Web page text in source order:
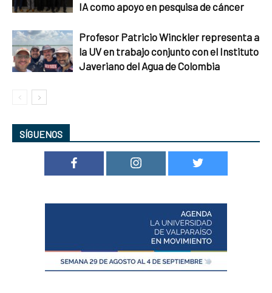
IA como apoyo en pesquisa de cáncer
Profesor Patricio Winckler representa a
la UV en trabajo conjunto con el Instituto
Javeriano del Agua de Colombia
SÍGUENOS